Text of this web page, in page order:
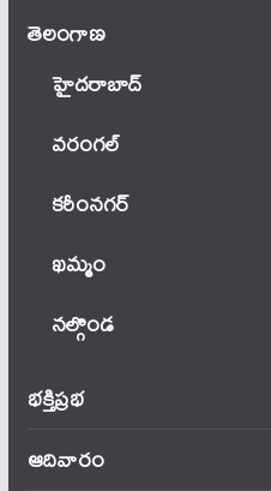
తెలంగాణ‌
హైదరాబాద్
వ‌రంగ‌ల్
కరీంనగర్
ఖ‌మ్మం
నల్గొండ
భక్తిప్రభ
ఆదివారం